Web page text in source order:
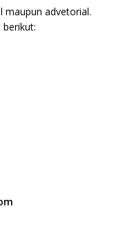
maupun advetorial.
berikut: